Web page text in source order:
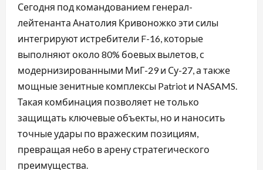
Сегодня под командованием генерал-
лейтенанта Анатолия Кривоножко эти силы
интегрируют истребители F-16, которые
выполняют около 80% боевых вылетов, с
модернизированными МиГ-29 и Су-27, а также
мощные зенитные комплексы Patriot и NASAMS.
Такая комбинация позволяет не только
защищать ключевые объекты, но и наносить
точные удары по вражеским позициям,
превращая небо в арену стратегического
преимущества.